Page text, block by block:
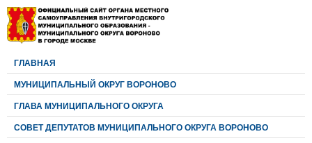
ГЛАВНАЯ
МУНИЦИПАЛЬНЫЙ ОКРУГ ВОРОНОВО
ГЛАВА МУНИЦИПАЛЬНОГО ОКРУГА
CОВЕТ ДЕПУТАТОВ МУНИЦИПАЛЬНОГО ОКРУГА ВОРОНОВО